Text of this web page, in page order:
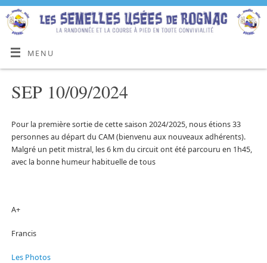
MENU
SEP 10/09/2024
Pour la première sortie de cette saison 2024/2025, nous étions 33
personnes au départ du CAM (bienvenu aux nouveaux adhérents).
Malgré un petit mistral, les 6 km du circuit ont été parcouru en 1h45,
avec la bonne humeur habituelle de tous
A+
Francis
Les Photos